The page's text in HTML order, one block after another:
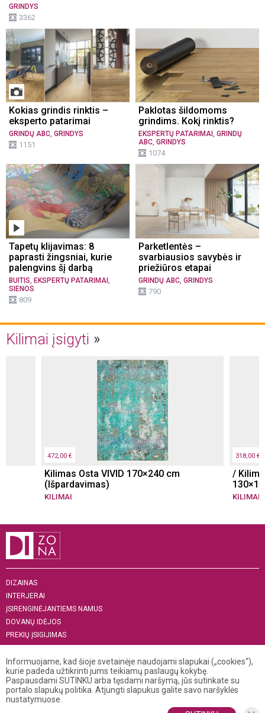
GRINDYS
3362
Kokias grindis rinktis –
eksperto patarimai
GRINDŲ ABC, GRINDYS
1151
Paklotas šildomoms
grindims. Kokį rinktis?
EKSPERTŲ PATARIMAI , GRINDŲ
ABC, GRINDYS
1074
Tapetų klijavimas: 8
paprasti žingsniai, kurie
palengvins šį darbą
BUITIS EKSPERTŲ PATARIMAI
SIENOS
809
Parketlentės –
svarbiausios savybės ir
priežiūros etapai
GRINDŲ ABC GRINDYS
790
Kilimai įsigyti
472,00 €
Kilimas Osta VIVID 170×240 cm
(Išpardavimas)
KILIMAI
318,00 €
/
KILIMAI
DIZAINAS
INTERJERAI
ĮSIRENGINĖJANTIEMS NAMUS
DOVANŲ IDĖJOS
PREKIŲ ĮSIGIJIMAS
„MENAS INTERJERUI 2019“
+370 521 04 141
info@dizona.lt
Informuojame, kad šioje svetainėje naudojami slapukai („cookies“),
kurie padeda užtikrinti jums teikiamų paslaugų kokybę.
Paspausdami SUTINKU arba tęsdami naršymą, jūs sutinkate su
portalo slapukų politika. Atjungti slapukus galite savo naršyklės
nustatymuose.